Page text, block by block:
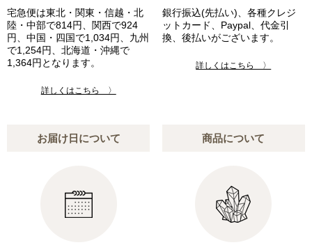
宅急便は東北・関東・信越・北
陸・中部で814円、関西で924
円、中国・四国で1,034円、九州
で1,254円、北海道・沖縄で
1,364円となります。
詳しくはこちら 〉
銀行振込(先払い)、各種クレジ
ットカード、Paypal、代金引
換、後払いがございます。
詳しくはこちら 〉
お届け日について 商品について